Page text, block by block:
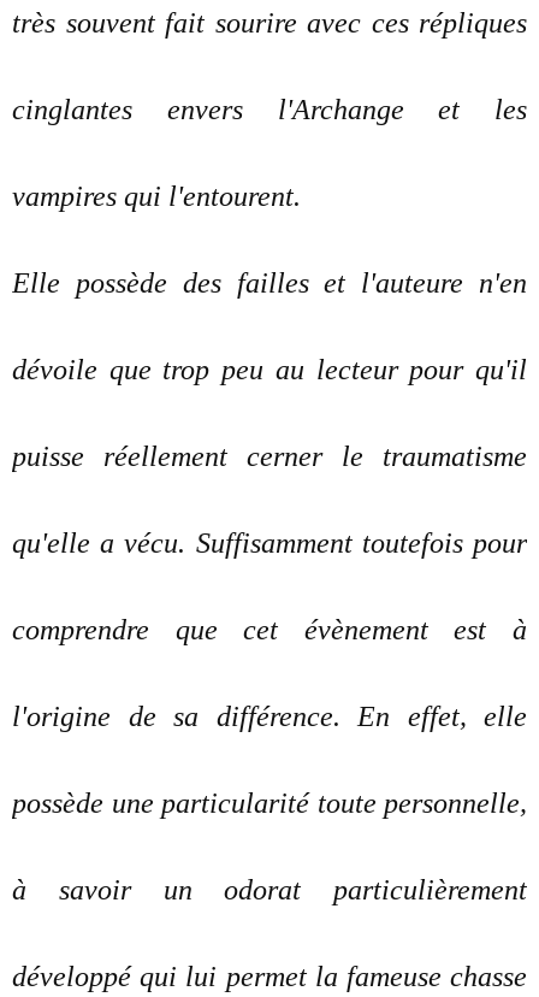
très souvent fait sourire avec ces répliques
cinglantes envers l'Archange et les
vampires qui l'entourent.
Elle possède des failles et l'auteure n'en
dévoile que trop peu au lecteur pour qu'il
puisse réellement cerner le traumatisme
qu'elle a vécu. Suffisamment toutefois pour
comprendre que cet évènement est à
l'origine de sa différence. En effet, elle
possède une particularité toute personnelle,
à savoir un odorat particulièrement
développé qui lui permet la fameuse chasse